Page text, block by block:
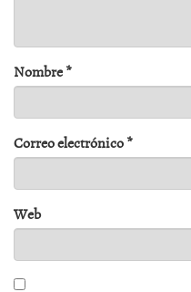
Nombre*
Correo electrónico*
Web